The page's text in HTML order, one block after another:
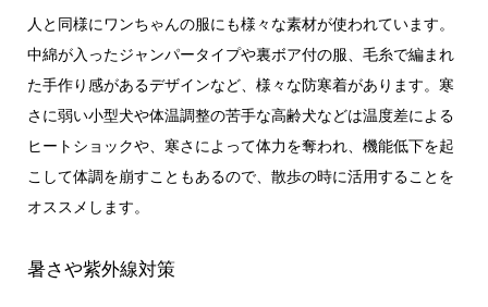
人と同様にワンちゃんの服にも様々な素材が使われています。
中綿が入ったジャンパータイプや裏ボア付の服、毛糸で編まれ
た手作り感があるデザインなど、様々な防寒着があります。寒
さに弱い小型犬や体温調整の苦手な高齢犬などは温度差による
ヒートショックや、寒さによって体力を奪われ、機能低下を起
こして体調を崩すこともあるので、散歩の時に活用することを
オススメします。
暑さや紫外線対策